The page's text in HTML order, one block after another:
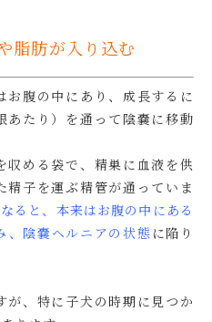
脂肪が入り込む
腹の中にあり、成長するに
あたり）を通って陰嚢に移動
収める袋で、精巣に血液を供
子を運ぶ精管が通っていま
ると、本来はお腹の中にある
、陰嚢ヘルニアの状態 に陥り
が、特に子犬の時期に見つか